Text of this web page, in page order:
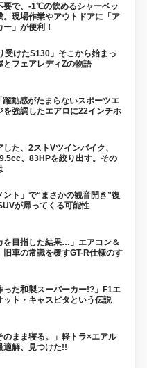
要で、-1℃の飲めるシャーベッ
。現場作業やアウトドアに「ア
」が便利！
受けたS130」そこから始まっ
とフェアレディZの物語
動感がたまらないスポーツエ
を強調したエアロに22インチホ
た、2ストVツインバイク、
、83HPを絞り出す。その
ト」で“まさかの観音開き”復
が帰ってくる可能性
を目指した結果…」エアコン＆
旧車の常識を覆すGT-R仕様のす
った和製スーパーカー!?」F1エ
ット・キャスピタという伝説
のまま寝る。」軽トラ×エアル
適解、見つけた!!